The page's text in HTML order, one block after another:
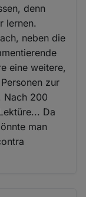
denn
lernen.
neben die
eine weitere,
zur
Nach 200
Da
man